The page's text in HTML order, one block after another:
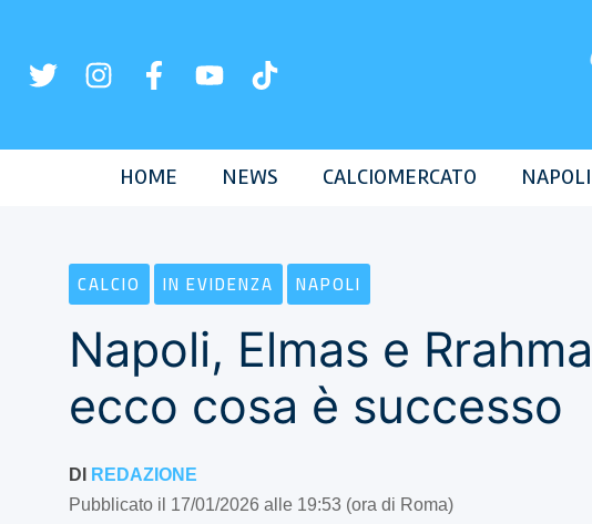
contenuto
HOME NEWS CALCIOMERCATO NAPOLI
CALCIO IN EVIDENZA NAPOLI
Napoli, Elmas e
ecco cosa è successo
DI
REDAZIONE
Pubblicato il 17/01/2026 alle 19:53 (ora di Roma)